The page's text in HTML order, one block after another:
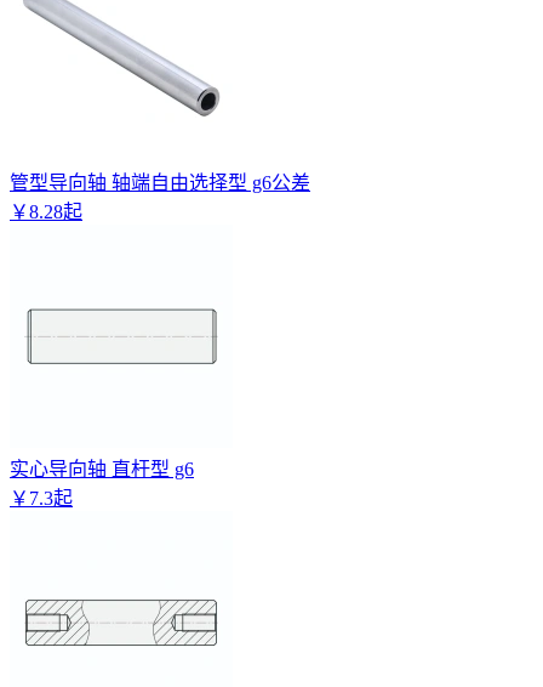
管型导向轴 轴端自由选择型 g6公差
￥8.28起
实心导向轴 直杆型 g6
￥ 7.3起